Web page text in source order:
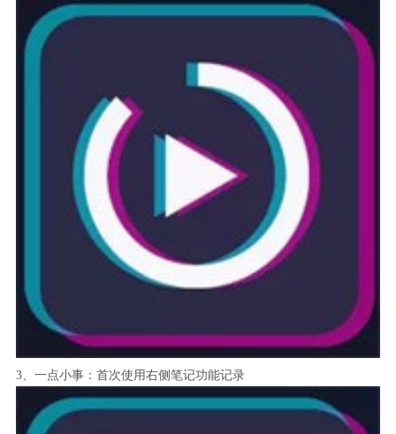
3、一点小事：首次使用右侧笔记功能记录